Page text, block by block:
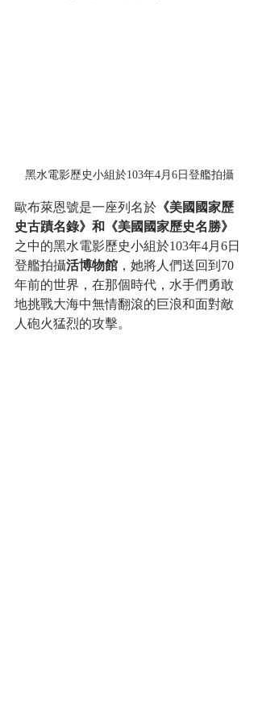
黑水電影歷史小組於103年4月6日登艦拍攝
歐布萊恩號是一座列名於 《美國國家歷
史古蹟名錄》和《美國國家歷史名勝》
之中的黑水電影歷史小組於103年4月6日
登艦拍攝活博物館 ，她將人們送回到70
年前的世界，在那個時代，水手們勇敢
地挑戰大海中無情翻滾的巨浪和面對敵
人砲火猛烈的攻擊。